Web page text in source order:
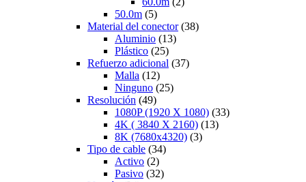
50.0m (5)
Material del conector (38)
Aluminio (13)
Plástico (25)
Refuerzo adicional (37)
Malla (12)
Ninguno (25)
Resolución (49)
1080P (1920 X 1080) (33)
4K ( 3840 X 2160) (13)
8K (7680x4320) (3)
Tipo de cable (34)
Activo (2)
Pasivo (32)